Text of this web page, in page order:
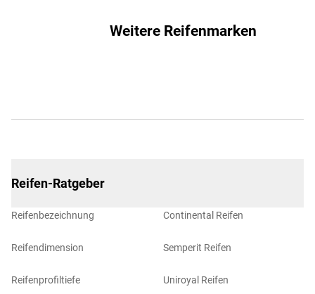
Weitere Reifenmarken
Reifen-Ratgeber
Reifenbezeichnung
Reifendimension
Reifenprofiltiefe
Continental Reifen
Semperit Reifen
Uniroyal Reifen